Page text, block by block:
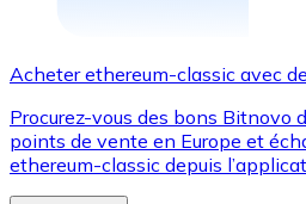
Acheter ethereum-classic avec
Procurez-vous des bons Bitnovo
points de vente en Europe et
ethereum-classic depuis